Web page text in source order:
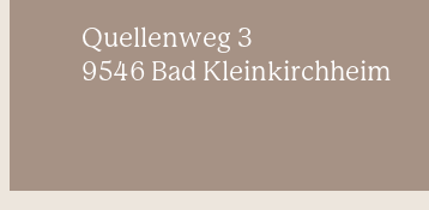
Quellenweg 3
9546 Bad Kleinkirchheim